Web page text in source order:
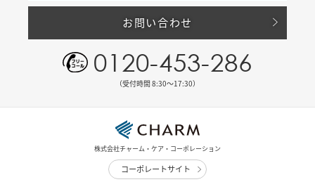
お問い合わせ
0120-453-286
（受付時間 8:30〜17:30）
株式会社チャーム・ケア・コーポレーション
コーポレートサイト